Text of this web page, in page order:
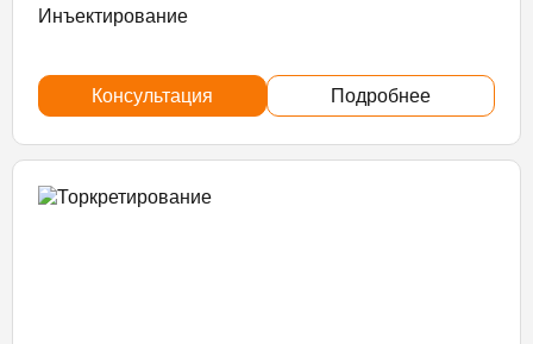
Инъектирование
Консультация Подробнее